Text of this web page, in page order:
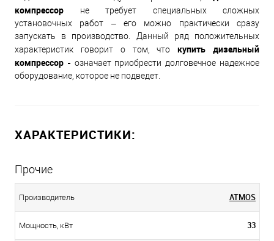
компрессор не требует специальных сложных
установочных работ – его можно практически сразу
запускать в производство. Данный ряд положительных
характеристик говорит о том, чтокупить дизельный
компрессор - означает приобрести долговечное надежное
оборудование, которое не подведет.
ХАРАКТЕРИСТИКИ:
Прочие
Производитель ATMOS
Мощность, кВт 33